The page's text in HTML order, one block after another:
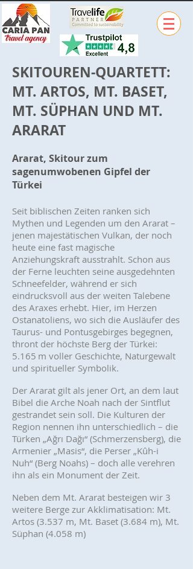
SKITOUREN-QUARTETT:
MT. ARTOS, MT. BASET,
MT. SÜPHAN UND MT.
ARARAT
Ararat, Skitour zum
sagenumwobenen Gipfel der
Türkei
Seit biblischen Zeiten ranken sich
Mythen und Legenden um den Ararat –
jenen majestätischen Vulkan, der noch
heute eine fast magische
Anziehungskraft ausstrahlt. Schon aus
der Ferne leuchten seine ausgedehnten
Schneefelder, während er sich
eindrucksvoll aus der weiten Talebene
des Araxes erhebt. Hier, im Herzen
Ostanatoliens, wo sich die Ausläufer des
Taurus- und Pontusgebirges begegnen,
thront der höchste Berg der Türkei:
5.165 m voller Geschichte, Naturgewalt
und spiritueller Symbolik.
Der Ararat gilt als jener Ort, an dem laut
Bibel die Arche Noah nach der Sintflut
gestrandet sein soll. Die Kulturen der
Region nennen ihn unterschiedlich – die
Türken „Ağrı Dağı“ (Schmerzensberg), die
Armenier „Masis“, die Perser „Kûh-i
Nuh“ (Berg Noahs) – doch alle verehren
ihn als ein Monument der Zeit.
Neben dem Mt. Ararat besteigen wir 3
weitere Berge zur Akklimatisation: Mt.
Artos (3.537 m, Mt. Baset (3.684 m), Mt.
Süphan (4.058 m)